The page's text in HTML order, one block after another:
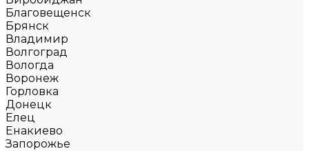
Благовещенск
Брянск
Владимир
Волгоград
Вологда
Воронеж
Горловка
Донецк
Елец
Енакиево
Запорожье